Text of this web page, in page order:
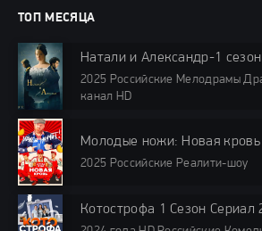
ТОП МЕСЯЦА
Натали и Александр-1 сезон
2025 Российские Мелодрамы Драмы История Первый
канал HD
Молодые ножи: Новая кровь
2025 Российские Реалити-шоу